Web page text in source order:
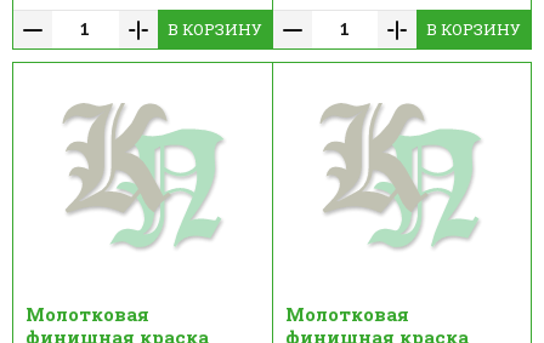
В КОРЗИНУ В КОРЗИНУ
Молотковая
финишная краска
Молотковая
финишная краска